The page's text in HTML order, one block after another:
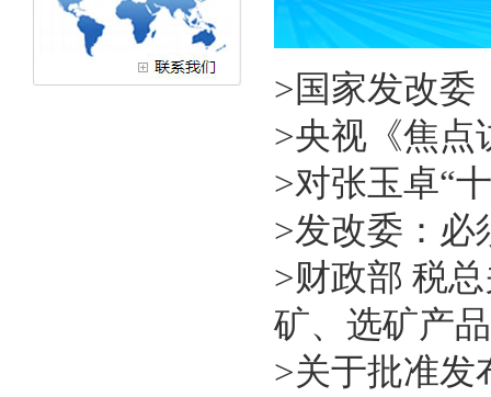
>国家发改
>央视《焦点
>对张玉卓“
>发改委：必
>财政部 税
矿、选矿产
>关于批准发